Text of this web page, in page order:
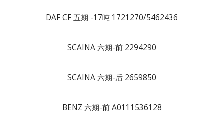
DAF CF 五期 -17吨 1721270/5462436
SCAINA 六期-前 2294290
SCAINA 六期-后 2659850
BENZ 六期-前 A0111536128